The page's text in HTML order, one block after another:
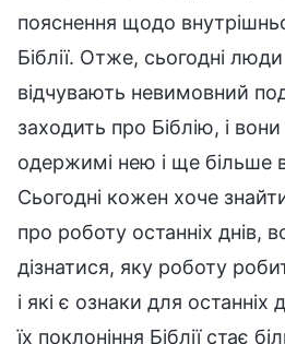
пояснення щодо
Біблії. Отже, сьогодні
відчувають невимовний
заходить про Біблію, і
одержимі нею і ще більше
Сьогодні кожен хоче
про роботу останніх днів,
дізнатися, яку роботу
і які є ознаки для
їх поклоніння Біблії стає